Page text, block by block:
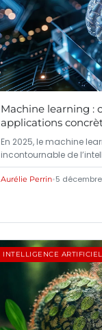
Machine learning :
applications
En 2025, le machine
incontournable de
Aurélie Perrin•5
INTELLIGENCE